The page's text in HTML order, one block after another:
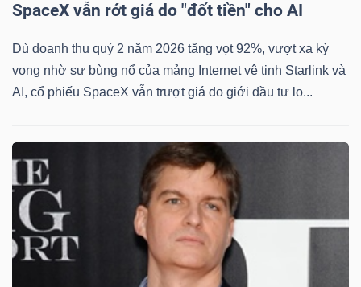
SpaceX vẫn rớt giá do "đốt tiền" cho AI
Dù doanh thu quý 2 năm 2026 tăng vọt 92%, vượt xa kỳ
vọng nhờ sự bùng nổ của mảng Internet vệ tinh Starlink và
AI, cổ phiếu SpaceX vẫn trượt giá do giới đầu tư lo...
Tin
tức
Bài
viết
của
tác
giả